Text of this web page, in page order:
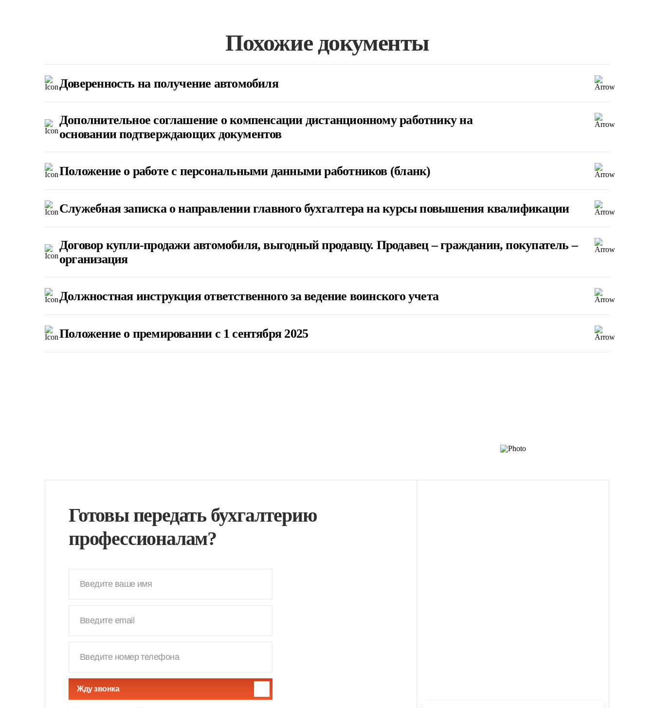
Похожие документы
Доверенность на получение автомобиля
Дополнительное соглашение о компенсации дистанционному работнику на
основании подтверждающих документов
Положение о работе с персональными данными работников (бланк)
Служебная записка о направлении главного бухгалтера на курсы повышения квалификации
Договор купли-продажи автомобиля, выгодный продавцу. Продавец – гражданин, покупатель –
организация
Должностная инструкция ответственного за ведение воинского учета
Положение о премировании c 1 сентября 2025
Готовы передать бухгалтерию
профессионалам?
Жду звонка